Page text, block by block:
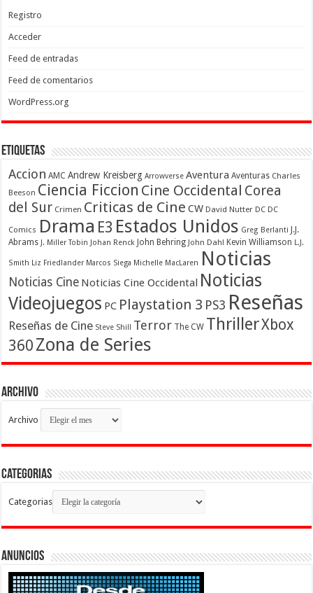
Registro
Acceder
Feed de entradas
Feed de comentarios
WordPress.org
Etiquetas
Accion AMC Andrew Kreisberg Arrowverse Aventura Aventuras Charles
Beeson Ciencia Ficcion Cine Occidental Corea
del Sur Crimen Criticas de Cine CW David Nutter DC DC
Comics Drama E3 Estados Unidos Greg Berlanti J.J.
Abrams J. Miller Tobin Johan Renck John Behring John Dahl Kevin Williamson L.J.
Smith Liz Friedlander Marcos Siega Michelle MacLaren Noticias
Noticias Cine Noticias Cine Occidental Noticias
Videojuegos PC Playstation 3 PS3 Reseñas
Reseñas de Cine Steve Shill Terror The CW ThrillerXbox
360 Zona de Series
Archivo
Archivo
Categorias
Categorias
Anuncios